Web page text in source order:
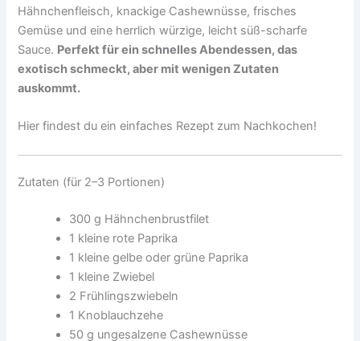
Hähnchenfleisch, knackige Cashewnüsse, frisches
Gemüse und eine herrlich würzige, leicht süß-scharfe
Sauce. Perfekt für ein schnelles Abendessen, das
exotisch schmeckt, aber mit wenigen Zutaten
auskommt.
Hier findest du ein einfaches Rezept zum Nachkochen!
Zutaten (für 2–3 Portionen)
300 g Hähnchenbrustfilet
1 kleine rote Paprika
1 kleine gelbe oder grüne Paprika
1 kleine Zwiebel
2 Frühlingszwiebeln
1 Knoblauchzehe
50 g ungesalzene Cashewnüsse